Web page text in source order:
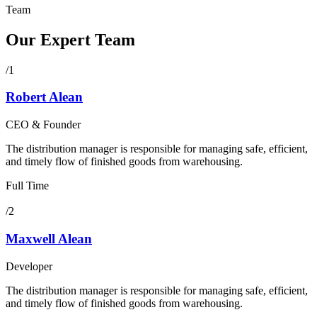
Team
Our Expert Team
/1
Robert Alean
CEO & Founder
The distribution manager is responsible for managing safe, efficient,
and timely flow of finished goods from warehousing.
Full Time
/2
Maxwell Alean
Developer
The distribution manager is responsible for managing safe, efficient,
and timely flow of finished goods from warehousing.